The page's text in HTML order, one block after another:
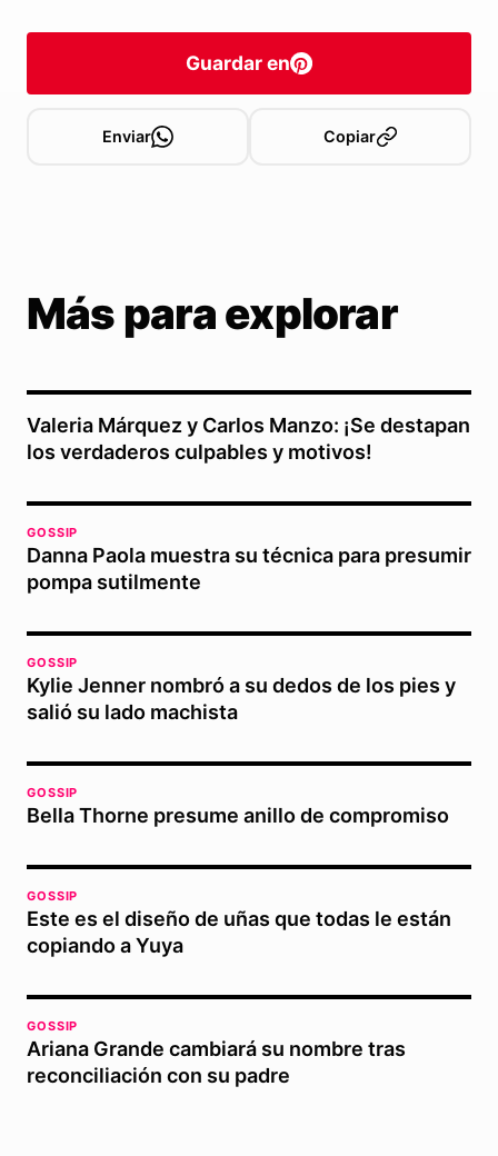
Guardar en
Enviar Copiar
Más para explorar
Valeria Márquez y Carlos Manzo: ¡Se destapan
los verdaderos culpables y motivos!
GOSSIP
Danna Paola muestra su técnica para presumir
pompa sutilmente
GOSSIP
Kylie Jenner nombró a su dedos de los pies y
salió su lado machista
GOSSIP
Bella Thorne presume anillo de compromiso
GOSSIP
Este es el diseño de uñas que todas le están
copiando a Yuya
GOSSIP
Ariana Grande cambiará su nombre tras
reconciliación con su padre